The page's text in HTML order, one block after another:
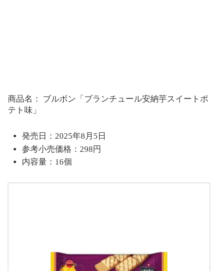
商品名： ブルボン「ブランチュール安納芋スイートポ
テト味」
発売日：2025年8月5日
参考小売価格：298円
内容量：16個